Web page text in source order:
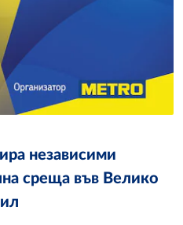
независими
среща във Велико